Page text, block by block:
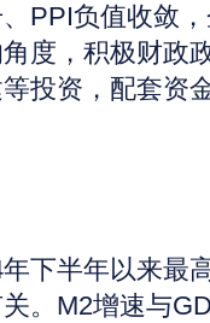
PPI负值收敛
度，积极财政
投资，配套资
下半年以来最
。M2增速与